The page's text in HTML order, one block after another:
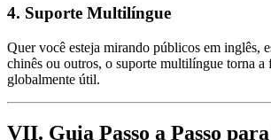
4. Suporte Multilíngue
Quer você esteja mirando públicos em inglês,
chinês ou outros, o suporte multilíngue torna a
globalmente útil.
VII. Guia Passo a Passo